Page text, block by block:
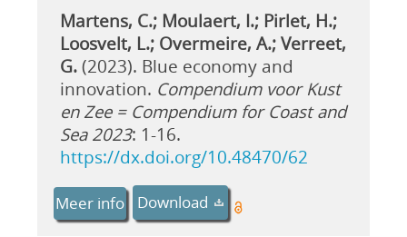
Martens, C.; Moulaert, I.; Pirlet, H.;
Loosvelt, L.; Overmeire, A.; Verreet,
G.(2023). Blue economy and
innovation. Compendium voor Kust
en Zee = Compendium for Coast and
Sea 2023: 1-16.
https://dx.doi.org/10.48470/62
Meer info Download